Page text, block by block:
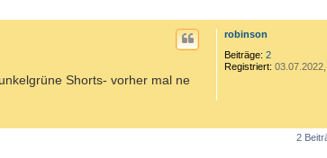
robinson
Beiträge: 2
Registriert:
Shorts- vorher mal ne
2